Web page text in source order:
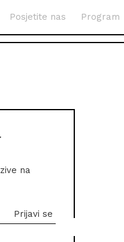
Posjetite nas Program
na